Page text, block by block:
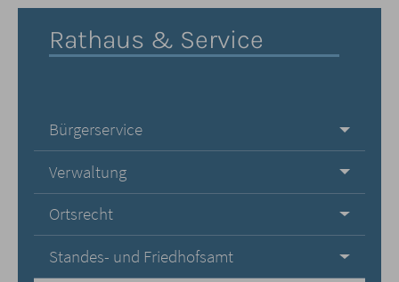
Rathaus & Service
Bürgerservice
Verwaltung
Ortsrecht
Standes- und Friedhofsamt